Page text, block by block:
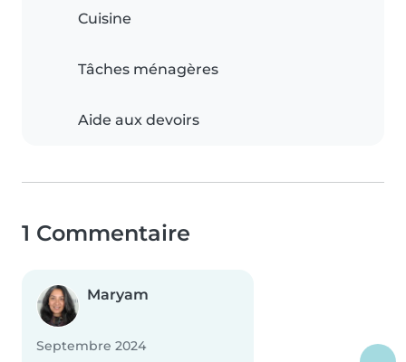
Cuisine
Tâches ménagères
Aide aux devoirs
1 Commentaire
Maryam
Septembre 2024